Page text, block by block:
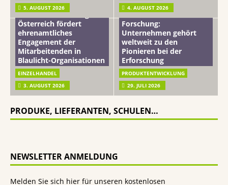
5. AUGUST 2026
4. AUGUST 2026
mehr vom leben tag: dm
Österreich fördert
ehrenamtliches
Engagement der
Mitarbeitenden in
Blaulicht-Organisationen
EINZELHANDEL
3. AUGUST 2026
Beiersdorf
Hautmikrobiom-
Forschung:
Unternehmen gehört
weltweit zu den
Pionieren bei der
Erforschung
PRODUKTENTWICKLUNG
29. JULI 2026
PRODUKE, LIEFERANTEN, SCHULEN…
NEWSLETTER ANMELDUNG
Melden Sie sich hier für unseren kostenlosen